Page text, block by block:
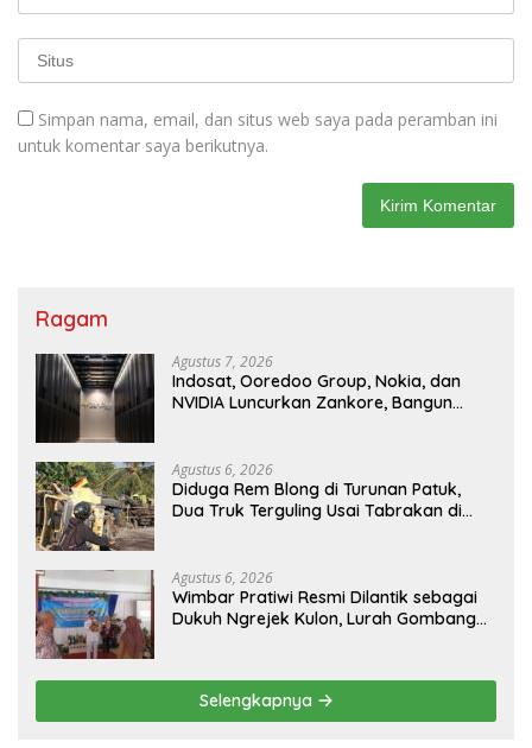
Simpan nama, email, dan situs web saya pada peramban ini
untuk komentar saya berikutnya.
Ragam
Agustus 7, 2026
Indosat, Ooredoo Group, Nokia, dan
NVIDIA Luncurkan Zankore, Bangun
Agustus 6, 2026
Diduga Rem Blong di Turunan Patuk,
Dua Truk Terguling Usai Tabrakan di
Agustus 6, 2026
Wimbar Pratiwi Resmi Dilantik sebagai
Dukuh Ngrejek Kulon, Lurah Gombang
Selengkapnya